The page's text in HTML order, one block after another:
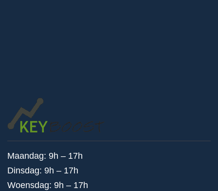
Maandag: 9h – 17h
Dinsdag: 9h – 17h
Woensdag: 9h – 17h